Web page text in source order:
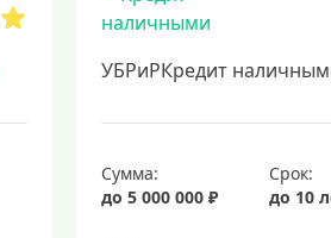
УБРиРКредит
Сумма:
до 5 000 000 ₽
Срок:
до 10